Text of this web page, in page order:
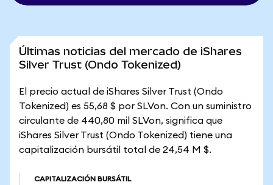
Últimas noticias del mercado de iShares
Silver Trust (Ondo Tokenized)
El precio actual de iShares Silver Trust (Ondo
Tokenized) es 55,68 $ por SLVon. Con un suministro
circulante de 440,80 mil SLVon, significa que
iShares Silver Trust (Ondo Tokenized) tiene una
capitalización bursátil total de 24,54 M $.
CAPITALIZACIÓN BURSÁTIL